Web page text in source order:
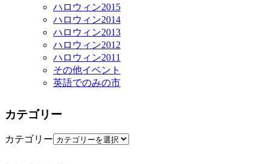
ハロウィン2015
ハロウィン2014
ハロウィン2013
ハロウィン2012
ハロウィン2011
その他イベント
英語でのみの市
カテゴリー
カテゴリー